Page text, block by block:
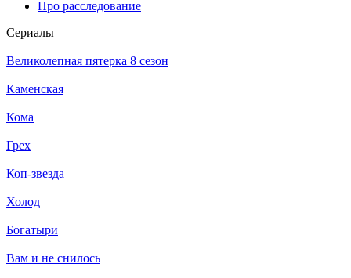
Про расследование
Се­риа­лы
Великолепная пятерка 8 сезон
Каменская
Кома
Грех
Коп-звезда
Холод
Богатыри
Вам и не снилось